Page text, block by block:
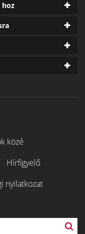
hoz
közé
Hírfigyelő
nyilatkozat